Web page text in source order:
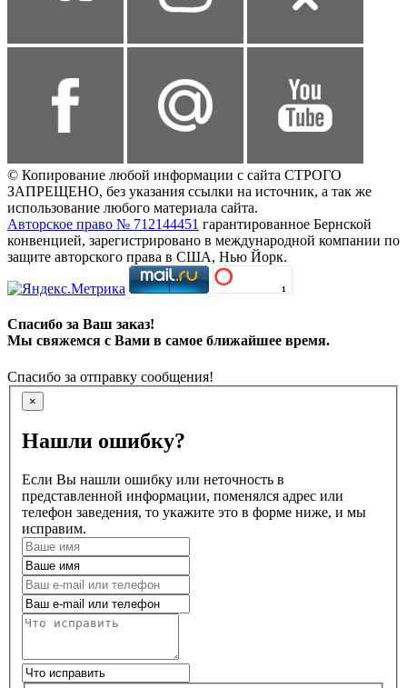
© Копирование любой информации с сайта СТРОГО
ЗАПРЕЩЕНО, без указания ссылки на источник, а так же
использование любого материала сайта.
Авторское право № 712144451 гарантированное Бернской
конвенцией, зарегистрировано в международной компании по
защите авторского права в США, Нью Йорк.
Спасибо за Ваш заказ!
Мы свяжемся с Вами в самое ближайшее время.
Спасибо за отправку сообщения!
×
Нашли ошибку?
Если Вы нашли ошибку или неточность в
представленной информации, поменялся адрес или
телефон заведения, то укажите это в форме ниже, и мы
исправим.